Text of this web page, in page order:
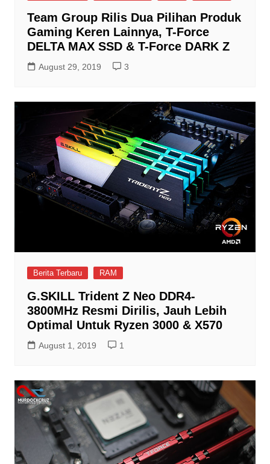
Team Group Rilis Dua Pilihan Produk
Gaming Keren Lainnya, T-Force
DELTA MAX SSD & T-Force DARK Z
August 29, 2019 3
Berita Terbaru RAM
G.SKILL Trident Z Neo DDR4-
3800MHz Resmi Dirilis, Jauh Lebih
Optimal Untuk Ryzen 3000 & X570
August 1, 2019 1